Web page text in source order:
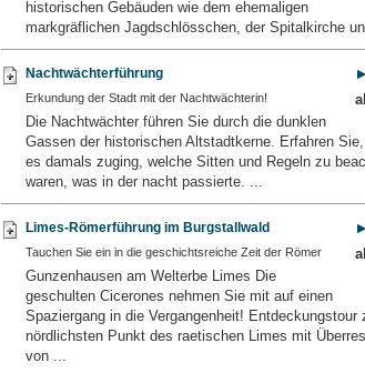
historischen Gebäuden wie dem ehemaligen
markgräflichen Jagdschlösschen, der Spitalkirche
Nachtwächterführung
Erkundung der Stadt mit der Nachtwächterin!
Die Nachtwächter führen Sie durch die dunklen
Gassen der historischen Altstadtkerne. Erfahren
es damals zuging, welche Sitten und Regeln zu
waren, was in der nacht passierte. ...
Limes-Römerführung im Burgstallwald
Tauchen Sie ein in die geschichtsreiche Zeit der Römer
Gunzenhausen am Welterbe Limes Die
geschulten Cicerones nehmen Sie mit auf einen
Spaziergang in die Vergangenheit! Entdeckungstour
nördlichsten Punkt des raetischen Limes mit
von ...